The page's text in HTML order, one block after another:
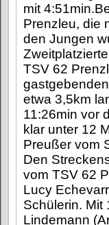
mit
Prenzleu, die
den Jungen
TSV 62
etwa 3,5km
11:26min vor
klar unter 12
Preußer vom
Den
vom TSV 62
Lucy
Schülerin. Mit
Lindemann